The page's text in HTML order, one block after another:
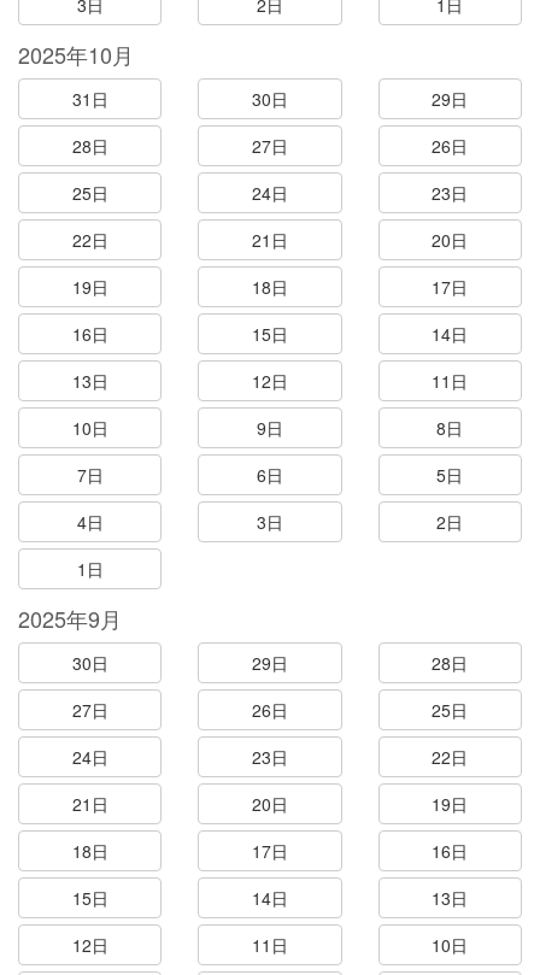
3日
2日 1日
2025年10月
31日 30日
29日
28日
27日
26日
25日
24日
23日
22日
21日
20日
19日
18日
17日
16日
15日
14日
13日
12日
11日
10日
9日
8日
7日
6日
5日
4日
3日
2日
1日
2025年9月
30日 29日
28日
27日
26日
25日
24日
23日
22日
21日
20日
19日
18日
17日
16日
15日
14日
13日
12日
11日
10日